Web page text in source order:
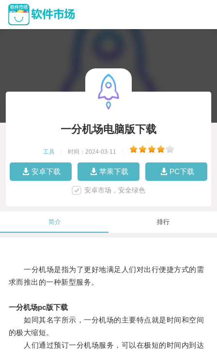
一分机场电脑版下载
工具 时间：2024-03-11
安卓下载 苹果下载 PC下载
安卓市场，安全绿色
简介 排行
一分机场是指为了更好地满足人们对出行便捷方式的需
求而推出的一种新型服务。
一分机场pc版下载
如同其名字所示，一分机场的主要特点就是时间和空间
的极大缩短。
人们通过预订一分机场服务，可以在极短的时间内到达